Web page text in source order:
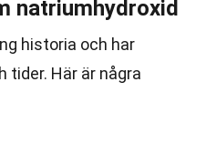
natriumhydroxid
historia och har
tider. Här är några